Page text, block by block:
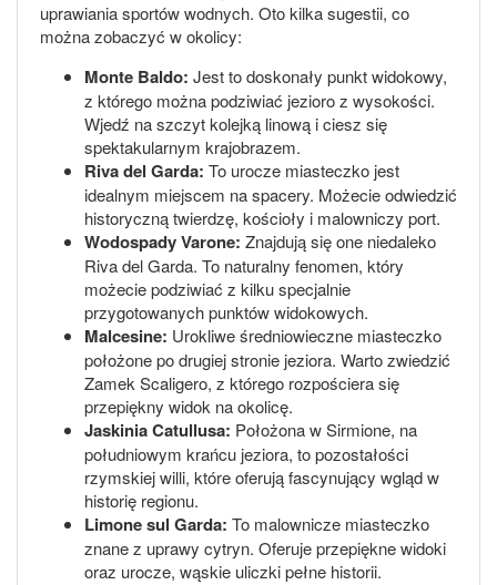
uprawiania sportów wodnych. Oto kilka sugestii, co
można zobaczyć w okolicy:
Monte Baldo: Jest to doskonały punkt widokowy,
z którego można podziwiać jezioro z wysokości.
Wjedź na szczyt kolejką linową i ciesz się
spektakularnym krajobrazem.
Riva del Garda: To urocze miasteczko jest
idealnym miejscem na spacery. Możecie odwiedzić
historyczną twierdzę, kościoły i malowniczy port.
Wodospady Varone: Znajdują się one niedaleko
Riva del Garda. To naturalny fenomen, który
możecie podziwiać z kilku specjalnie
przygotowanych punktów widokowych.
Malcesine: Urokliwe średniowieczne miasteczko
położone po drugiej stronie jeziora. Warto zwiedzić
Zamek Scaligero, z którego rozpościera się
przepiękny widok na okolicę.
Jaskinia Catullusa: Położona w Sirmione, na
południowym krańcu jeziora, to pozostałości
rzymskiej willi, które oferują fascynujący wgląd w
historię regionu.
Limone sul Garda: To malownicze miasteczko
znane z uprawy cytryn. Oferuje przepiękne widoki
oraz urocze, wąskie uliczki pełne historii.